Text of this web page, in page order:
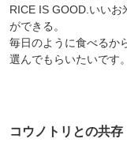
RICE IS GOOD.いいお
ができる。
毎日のように食べるか
選んでもらいたいです。
コウノトリとの共存